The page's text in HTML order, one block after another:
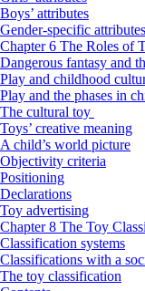
Boys’ attributes
Gender-specific
Chapter 6 The Roles of
Dangerous fantasy and
Play and childhood
Play and the phases in
The cultural toy
Toys’ creative meaning
A child’s world picture
Objectivity criteria
Positioning
Declarations
Toy advertising
Chapter 8 The Toy
Classification systems
Classifications with a
The toy classification